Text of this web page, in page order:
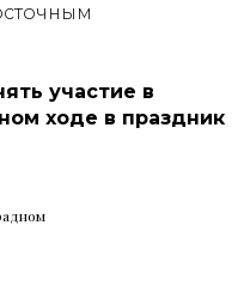
участие в
ходе в праздник